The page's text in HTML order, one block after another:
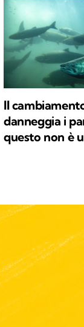
Il
danneggia i
questo non è